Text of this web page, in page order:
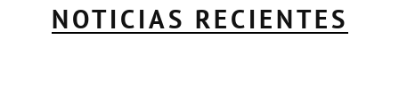
NOTICIAS RECIENTES